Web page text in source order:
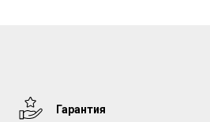
Гарантия